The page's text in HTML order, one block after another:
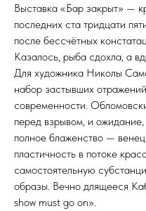
Выставка «Бар закрыт» —
последних ста тридцати
после бессчётных
Казалось, рыба сдохла, а
Для художника Николы
набор застывших
современности.
перед взрывом, и
полное блаженство —
пластичность в потоке
самостоятельную
образы. Вечно длящееся
show must go on».